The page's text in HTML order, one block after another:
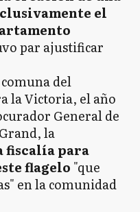
el
par ajustificar
del
la Victoria, el año
General de
la
fiscalía para
flagelo "que
en la comunidad